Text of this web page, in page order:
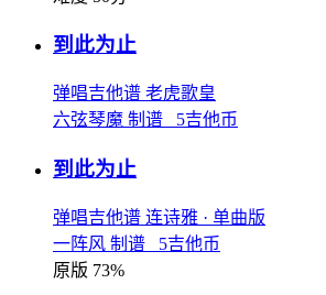
到此为止
弹唱吉他谱 老虎歌皇
六弦琴魔 制谱 5吉他币
到此为止
弹唱吉他谱 连诗雅 · 单曲版
一阵风 制谱 5吉他币
原版 73%